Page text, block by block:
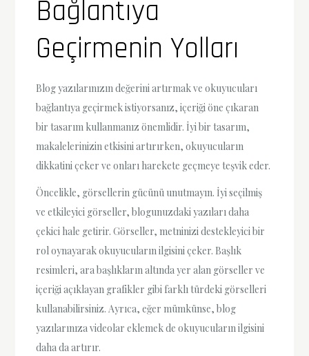
Bağlantıya
Geçirmenin Yolları
Blog yazılarınızın değerini artırmak ve okuyucuları
bağlantıya geçirmek istiyorsanız, içeriği öne çıkaran
bir tasarım kullanmanız önemlidir. İyi bir tasarım,
makalelerinizin etkisini artırırken, okuyucuların
dikkatini çeker ve onları harekete geçmeye teşvik eder.
Öncelikle, görsellerin gücünü unutmayın. İyi seçilmiş
ve etkileyici görseller, blogunuzdaki yazıları daha
çekici hale getirir. Görseller, metninizi destekleyici bir
rol oynayarak okuyucuların ilgisini çeker. Başlık
resimleri, ara başlıkların altında yer alan görseller ve
içeriği açıklayan grafikler gibi farklı türdeki görselleri
kullanabilirsiniz. Ayrıca, eğer mümkünse, blog
yazılarınıza videolar eklemek de okuyucuların ilgisini
daha da artırır.